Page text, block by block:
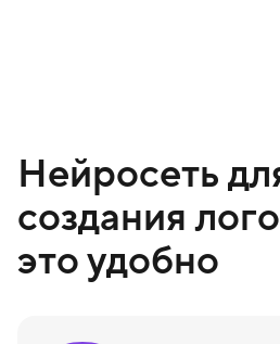
Нейросеть
создания
это удобно